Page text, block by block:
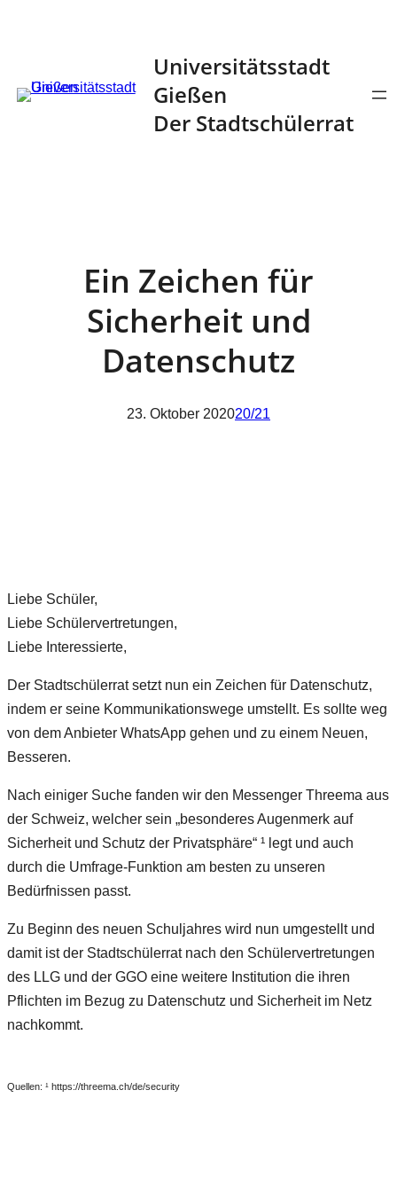
Universitätsstadt
Gießen
Der Stadtschülerrat
Ein Zeichen für
Sicherheit und
Datenschutz
23. Oktober 202020/21
Liebe Schüler,
Liebe Schülervertretungen,
Liebe Interessierte,
Der Stadtschülerrat setzt nun ein Zeichen für Datenschutz,
indem er seine Kommunikationswege umstellt. Es sollte weg
von dem Anbieter WhatsApp gehen und zu einem Neuen,
Besseren.
Nach einiger Suche fanden wir den Messenger Threema aus
der Schweiz, welcher sein „besonderes Augenmerk auf
Sicherheit und Schutz der Privatsphäre“ ¹ legt und auch
durch die Umfrage-Funktion am besten zu unseren
Bedürfnissen passt.
Zu Beginn des neuen Schuljahres wird nun umgestellt und
damit ist der Stadtschülerrat nach den Schülervertretungen
des LLG und der GGO eine weitere Institution die ihren
Pflichten im Bezug zu Datenschutz und Sicherheit im Netz
nachkommt.
Quellen: ¹ https://threema.ch/de/security